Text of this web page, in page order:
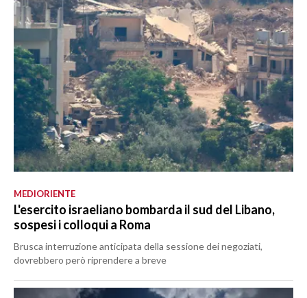
MEDIORIENTE
L'esercito israeliano bombarda il sud del Libano,
sospesi i colloqui a Roma
Brusca interruzione anticipata della sessione dei negoziati,
dovrebbero però riprendere a breve